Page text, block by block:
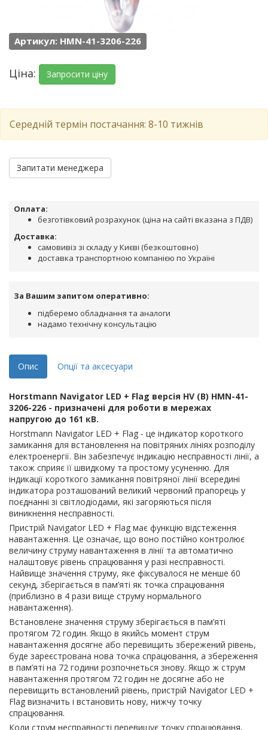
Артикул: HMN-41-3206-226
Ціна: Запросити ціну
Середній термін постачання: 8-10 тижнів
Запитати менеджера
Оплата:
безготівковий розрахунок (ціна на сайті вказана з ПДВ)
Доставка:
самовивіз зі складу у Києві (безкоштовно)
доставка транспортною компанією по Україні
За Вашим запитом оперативно:
підберемо обладнання та аналоги
надамо технічну консультацію
Опис Опції та аксесуари
Horstmann Navigator LED + Flag версія HV (B) HMN-41-
3206-226 - призначені для роботи в мережах
напругою до 161 кВ.
Horstmann Navigator LED + Flag - це індикатор короткого
замикання для встановлення на повітряних лініях розподілу
електроенергії. Він забезпечує індикацію несправності лінії, а
також сприяє її швидкому та простому усуненню. Для
індикації короткого замикання повітряної лінії всередині
індикатора розташований великий червоний прапорець у
поєднанні зі світлодіодами, які загоряються після
виникнення несправності.
Пристрій Navigator LED + Flag має функцію відстеження
навантаження. Це означає, що воно постійно контролює
величину струму навантаження в лінії та автоматично
налаштовує рівень спрацювання у разі несправності.
Найвище значення струму, яке фіксувалося не менше 60
секунд, зберігається в пам’яті як точка спрацювання
(приблизно в 4 рази вище струму нормального
навантаження).
Встановлене значення струму зберігається в пам’яті
протягом 72 годин. Якщо в якийсь момент струм
навантаження досягне або перевищить збережений рівень,
буде зареєстрована нова точка спрацювання, а збереження
в пам’яті на 72 години розпочнеться знову. Якщо ж струм
навантаження протягом 72 годин не досягне або не
перевищить встановлений рівень, пристрій Navigator LED +
Flag визначить і встановить нову, нижчу точку
спрацювання.
Коли струм несправності перевищує точку спрацювання,